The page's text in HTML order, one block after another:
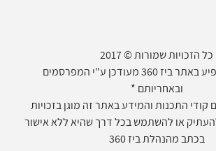
כל הזכויות שמורות © 2017
* המידע המופיע באתר ביז 360 מעודכן ע"י המפרסמים
ובאחריותם *
קודי התכנות והמידע באתר זה מוגן בזכויות
להעתיק או להשתמש בכל דרך שהיא ללא אישור
בכתב מהנהלת ביז 360